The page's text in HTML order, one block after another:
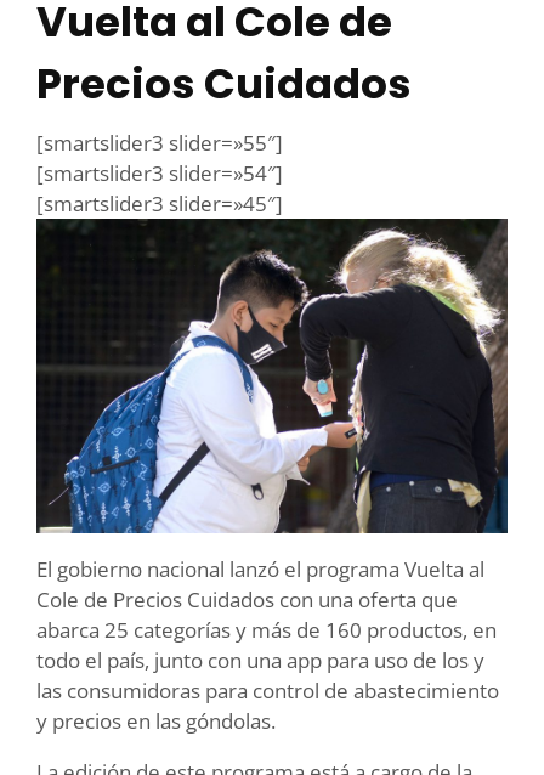
Vuelta al Cole de
Precios Cuidados
[smartslider3 slider=»55″]
[smartslider3 slider=»54″]
[smartslider3 slider=»45″]
El gobierno nacional lanzó el programa Vuelta al
Cole de Precios Cuidados con una oferta que
abarca 25 categorías y más de 160 productos, en
todo el país, junto con una app para uso de los y
las consumidoras para control de abastecimiento
y precios en las góndolas.